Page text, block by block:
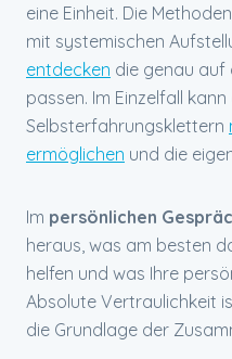
eine Einheit. Die
mit systemischen
entdecken die genau auf
passen. Im Einzelfall
Selbsterfahrungsklettern
ermöglichen und die
Im persönlichen
heraus, was am besten
helfen und was Ihre
Absolute Vertraulichkeit
die Grundlage der